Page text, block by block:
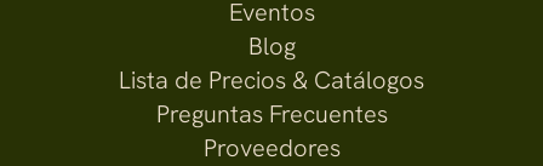
Eventos
Blog
Lista de Precios & Catálogos
Preguntas Frecuentes
Proveedores